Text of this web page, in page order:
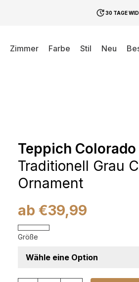
30 TAGE
Zimmer Farbe Stil Neu
Teppich Colorado
Traditionell Grau
Ornament
ab €39,99
Größe